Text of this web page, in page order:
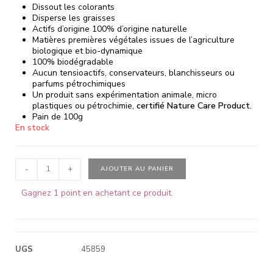
Dissout les colorants
Disperse les graisses
Actifs d’origine 100% d’origine naturelle
Matières premières végétales issues de l’agriculture
biologique et bio-dynamique
100% biodégradable
Aucun tensioactifs, conservateurs, blanchisseurs ou
parfums pétrochimiques
Un produit sans expérimentation animale, micro
plastiques ou pétrochimie, certifié Nature Care Product.
Pain de 100g
En stock
- + AJOUTER AU PANIER
Gagnez 1 point en achetant ce produit.
UGS
45859